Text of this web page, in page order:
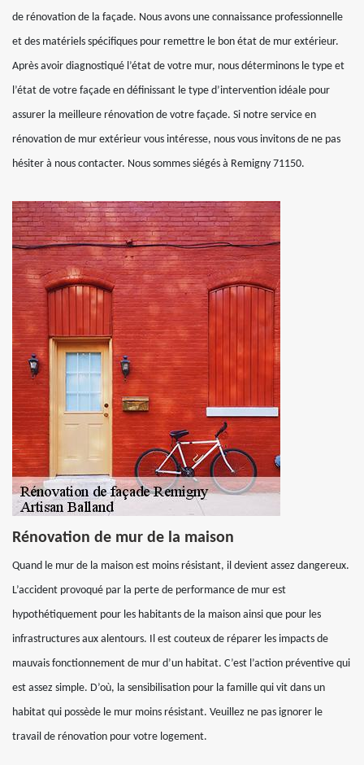
de rénovation de la façade. Nous avons une connaissance professionnelle
et des matériels spécifiques pour remettre le bon état de mur extérieur.
Après avoir diagnostiqué l’état de votre mur, nous déterminons le type et
l’état de votre façade en définissant le type d’intervention idéale pour
assurer la meilleure rénovation de votre façade. Si notre service en
rénovation de mur extérieur vous intéresse, nous vous invitons de ne pas
hésiter à nous contacter. Nous sommes siégés à Remigny 71150.
Rénovation de mur de la maison
Quand le mur de la maison est moins résistant, il devient assez dangereux.
L’accident provoqué par la perte de performance de mur est
hypothétiquement pour les habitants de la maison ainsi que pour les
infrastructures aux alentours. Il est couteux de réparer les impacts de
mauvais fonctionnement de mur d’un habitat. C’est l’action préventive qui
est assez simple. D’où, la sensibilisation pour la famille qui vit dans un
habitat qui possède le mur moins résistant. Veuillez ne pas ignorer le
travail de rénovation pour votre logement.